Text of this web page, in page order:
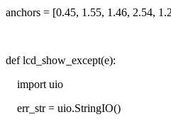
anchors = [0.45, 1.55, 1.46, 2.54,
def lcd_show_except(e):
import uio
err_str = uio.StringIO()